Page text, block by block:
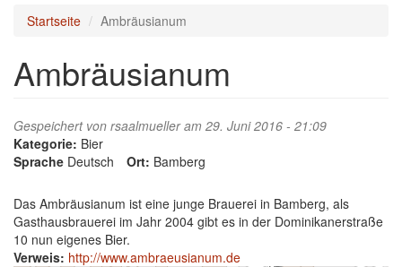
Startseite Ambräusianum
Ambräusianum
Gespeichert von rsaalmuelleram 29. Juni 2016 - 21:09
Kategorie: Bier
Sprache Deutsch Ort: Bamberg
Das Ambräusianum ist eine junge Brauerei in Bamberg, als
Gasthausbrauerei im Jahr 2004 gibt es in der Dominikanerstraße
10 nun eigenes Bier.
Verweis: http://www.ambraeusianum.de